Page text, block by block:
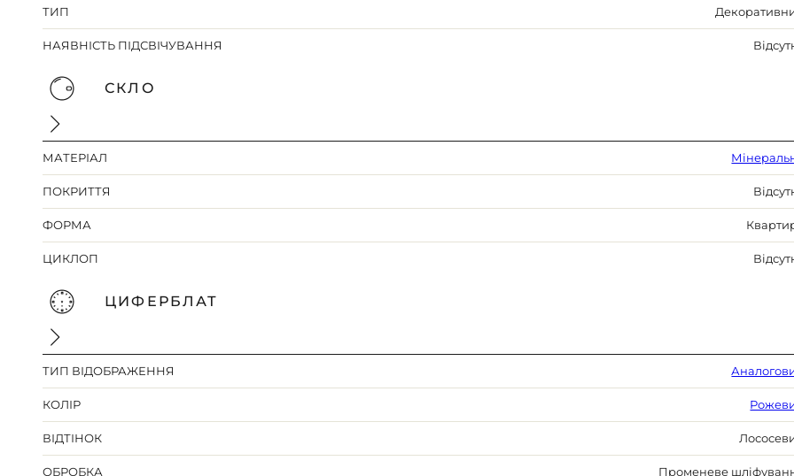
ТИП
НАЯВНІСТЬ ПІДСВІЧУВАННЯ
СКЛО
МАТЕРІАЛ
ПОКРИТТЯ
ФОРМА
ЦИКЛОП
ЦИФЕРБЛАТ
ТИП ВІДОБРАЖЕННЯ
КОЛІР
ВІДТІНОК
ОБРОБКА Променеве